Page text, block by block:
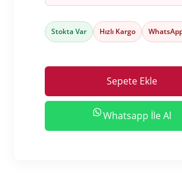
Stokta Var Hızlı Kargo
Sepete Ekle
Whatsapp İle Al